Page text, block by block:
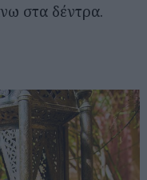
στα δέντρα.